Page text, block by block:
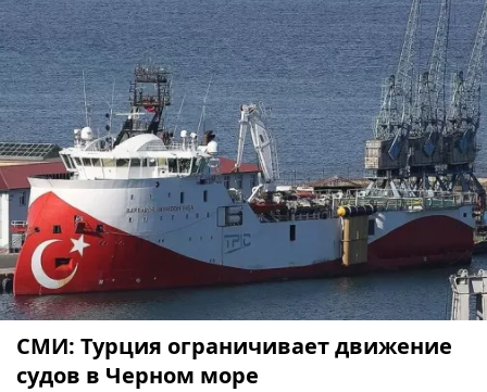
СМИ: Турция ограничивает движение
судов в Черном море